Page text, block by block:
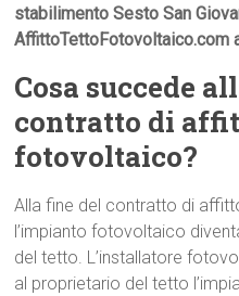
stabilimento Sesto San
AffittoTettoFotovoltaico.com
Cosa succede
contratto di
fotovoltaico?
Alla fine del contratto di
l’impianto fotovoltaico
del tetto. L’installatore
al proprietario del tetto